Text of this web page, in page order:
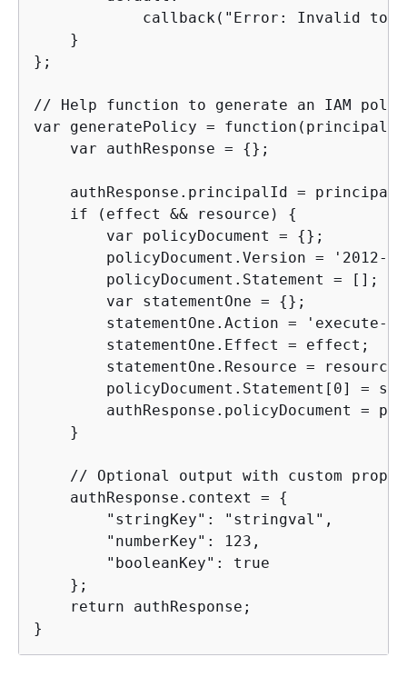
callback("Error: Invalid
    }
};
// Help function to generate an IAM
var generatePolicy =
    var authResponse =
{};
authResponse.principalId =
    if (effect && resource)
{
        var policyDocument =
{};
policyDocument.Version = '2012-
        policyDocument.Statement = [];
        var statementOne =
{};
statementOne.Action = 'execute-
        statementOne.Effect = effect;
        statementOne.Resource = resource;
policyDocument.Statement[0] =
authResponse.policyDocument =
    }
// Optional output with custom
    authResponse.context =
{
        "stringKey": "stringval",
        "numberKey": 123,
        "booleanKey": true
    };
    return authResponse;
}